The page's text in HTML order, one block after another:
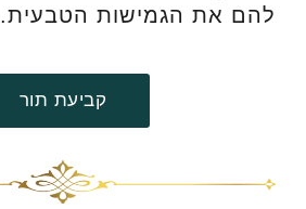
להם את הגמישות הטבעית.
קביעת תור